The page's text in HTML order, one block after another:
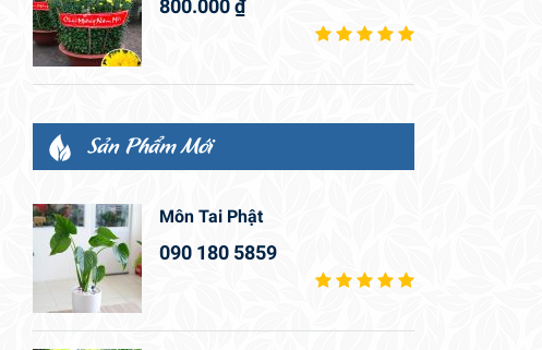
800.000₫
Sản Phẩm Mới
Môn Tai Phật
090 180 5859